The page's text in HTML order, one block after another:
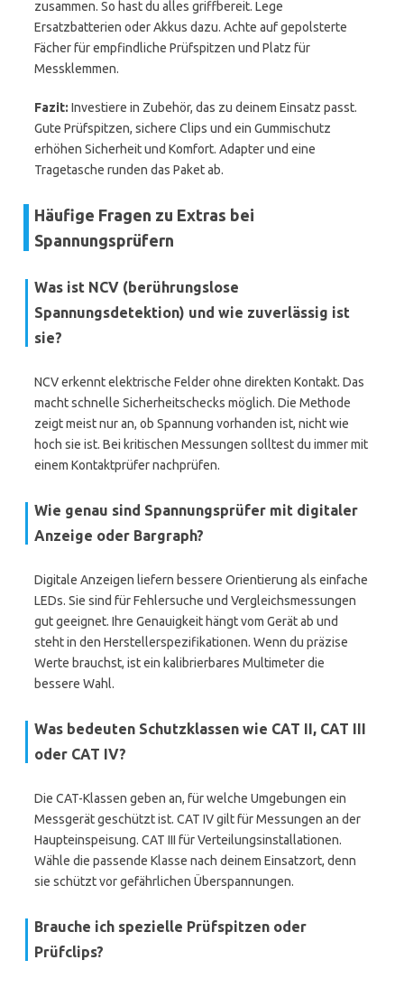
zusammen. So hast du alles griffbereit. Lege
Ersatzbatterien oder Akkus dazu. Achte auf gepolsterte
Fächer für empfindliche Prüfspitzen und Platz für
Messklemmen.
Fazit: Investiere in Zubehör, das zu deinem Einsatz passt.
Gute Prüfspitzen, sichere Clips und ein Gummischutz
erhöhen Sicherheit und Komfort. Adapter und eine
Tragetasche runden das Paket ab.
Häufige Fragen zu Extras bei
Spannungsprüfern
Was ist NCV (berührungslose
Spannungsdetektion) und wie zuverlässig ist
sie?
NCV erkennt elektrische Felder ohne direkten Kontakt. Das
macht schnelle Sicherheitschecks möglich. Die Methode
zeigt meist nur an, ob Spannung vorhanden ist, nicht wie
hoch sie ist. Bei kritischen Messungen solltest du immer mit
einem Kontaktprüfer nachprüfen.
Wie genau sind Spannungsprüfer mit digitaler
Anzeige oder Bargraph?
Digitale Anzeigen liefern bessere Orientierung als einfache
LEDs. Sie sind für Fehlersuche und Vergleichsmessungen
gut geeignet. Ihre Genauigkeit hängt vom Gerät ab und
steht in den Herstellerspezifikationen. Wenn du präzise
Werte brauchst, ist ein kalibrierbares Multimeter die
bessere Wahl.
Was bedeuten Schutzklassen wie CAT II, CAT III
oder CAT IV?
Die CAT-Klassen geben an, für welche Umgebungen ein
Messgerät geschützt ist. CAT IV gilt für Messungen an der
Haupteinspeisung. CAT III für Verteilungsinstallationen.
Wähle die passende Klasse nach deinem Einsatzort, denn
sie schützt vor gefährlichen Überspannungen.
Brauche ich spezielle Prüfspitzen oder
Prüfclips?